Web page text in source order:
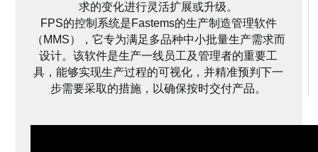
求的变化进行灵活扩展或升级。
FPS的控制系统是Fastems的生产制造管理软件
（MMS），它专为满足多品种中小批量生产需求而
设计。该软件是生产一线员工及管理者的重要工
具，能够实现生产过程的可视化，并精准预判下一
步需要采取的措施，以确保按时交付产品。